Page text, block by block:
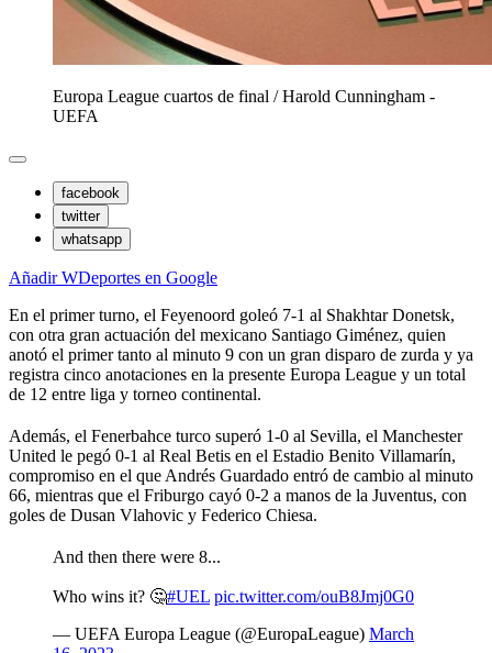
Europa League cuartos de final /Harold Cunningham -
UEFA
facebook
twitter
whatsapp
Añadir WDeportes en Google
En el primer turno, el Feyenoord goleó 7-1 al Shakhtar Donetsk,
con otra gran actuación del mexicano Santiago Giménez, quien
anotó el primer tanto al minuto 9 con un gran disparo de zurda y ya
registra cinco anotaciones en la presente Europa League y un total
de 12 entre liga y torneo continental.
Además, el Fenerbahce turco superó 1-0 al Sevilla, el Manchester
United le pegó 0-1 al Real Betis en el Estadio Benito Villamarín,
compromiso en el que Andrés Guardado entró de cambio al minuto
66, mientras que el Friburgo cayó 0-2 a manos de la Juventus, con
goles de Dusan Vlahovic y Federico Chiesa.
And then there were 8...
Who wins it? 🤔#UEL pic.twitter.com/ouB8Jmj0G0
— UEFA Europa League (@EuropaLeague) March